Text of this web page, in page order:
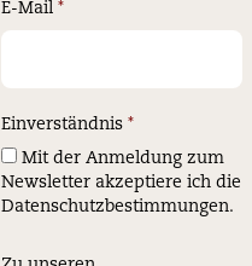
E-Mail *
Einverständnis *
Mit der Anmeldung zum
Newsletter akzeptiere ich die
Datenschutzbestimmungen.